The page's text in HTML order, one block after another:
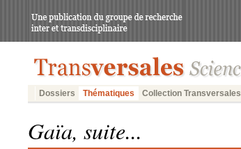
Dossiers Thématiques Collection Transversales
Gaïa, suite...